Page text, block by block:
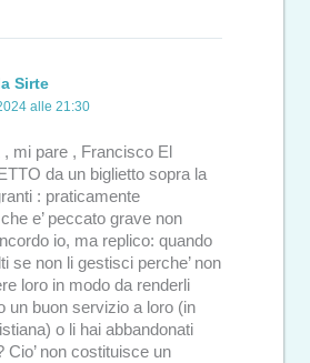
Sirte
alle 21:30
mi pare , Francisco El
da un biglietto sopra la
: praticamente
e’ peccato grave non
io, ma replico: quando
se non li gestisci perche’ non
loro in modo da renderli
un buon servizio a loro (in
o li hai abbandonati
Cio’ non costituisce un